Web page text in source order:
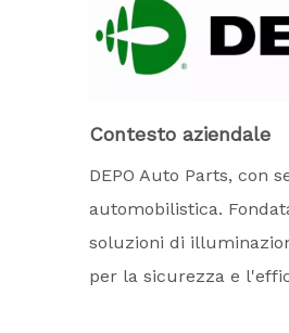
Contesto aziendale
DEPO Auto Parts, con
automobilistica.
soluzioni di
per la sicurezza e